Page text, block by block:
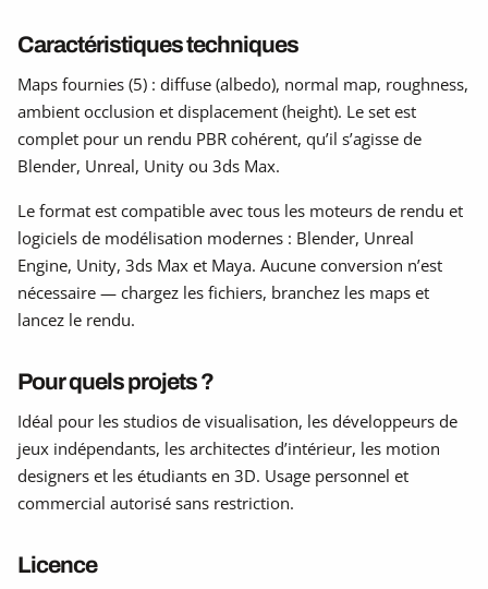
Caractéristiques techniques
Maps fournies (5) : diffuse (albedo), normal map, roughness,
ambient occlusion et displacement (height). Le set est
complet pour un rendu PBR cohérent, qu’il s’agisse de
Blender, Unreal, Unity ou 3ds Max.
Le format est compatible avec tous les moteurs de rendu et
logiciels de modélisation modernes : Blender, Unreal
Engine, Unity, 3ds Max et Maya. Aucune conversion n’est
nécessaire — chargez les fichiers, branchez les maps et
lancez le rendu.
Pour quels projets ?
Idéal pour les studios de visualisation, les développeurs de
jeux indépendants, les architectes d’intérieur, les motion
designers et les étudiants en 3D. Usage personnel et
commercial autorisé sans restriction.
Licence